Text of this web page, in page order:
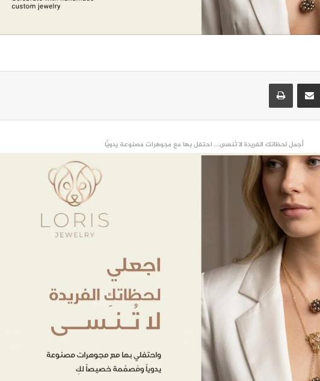
مشاركة عبر البريد طباعة
أجمل لحظاتك الفريدة لا تُنسى... احتفل بها مع مجوهرات مصنوعة يدويًّا